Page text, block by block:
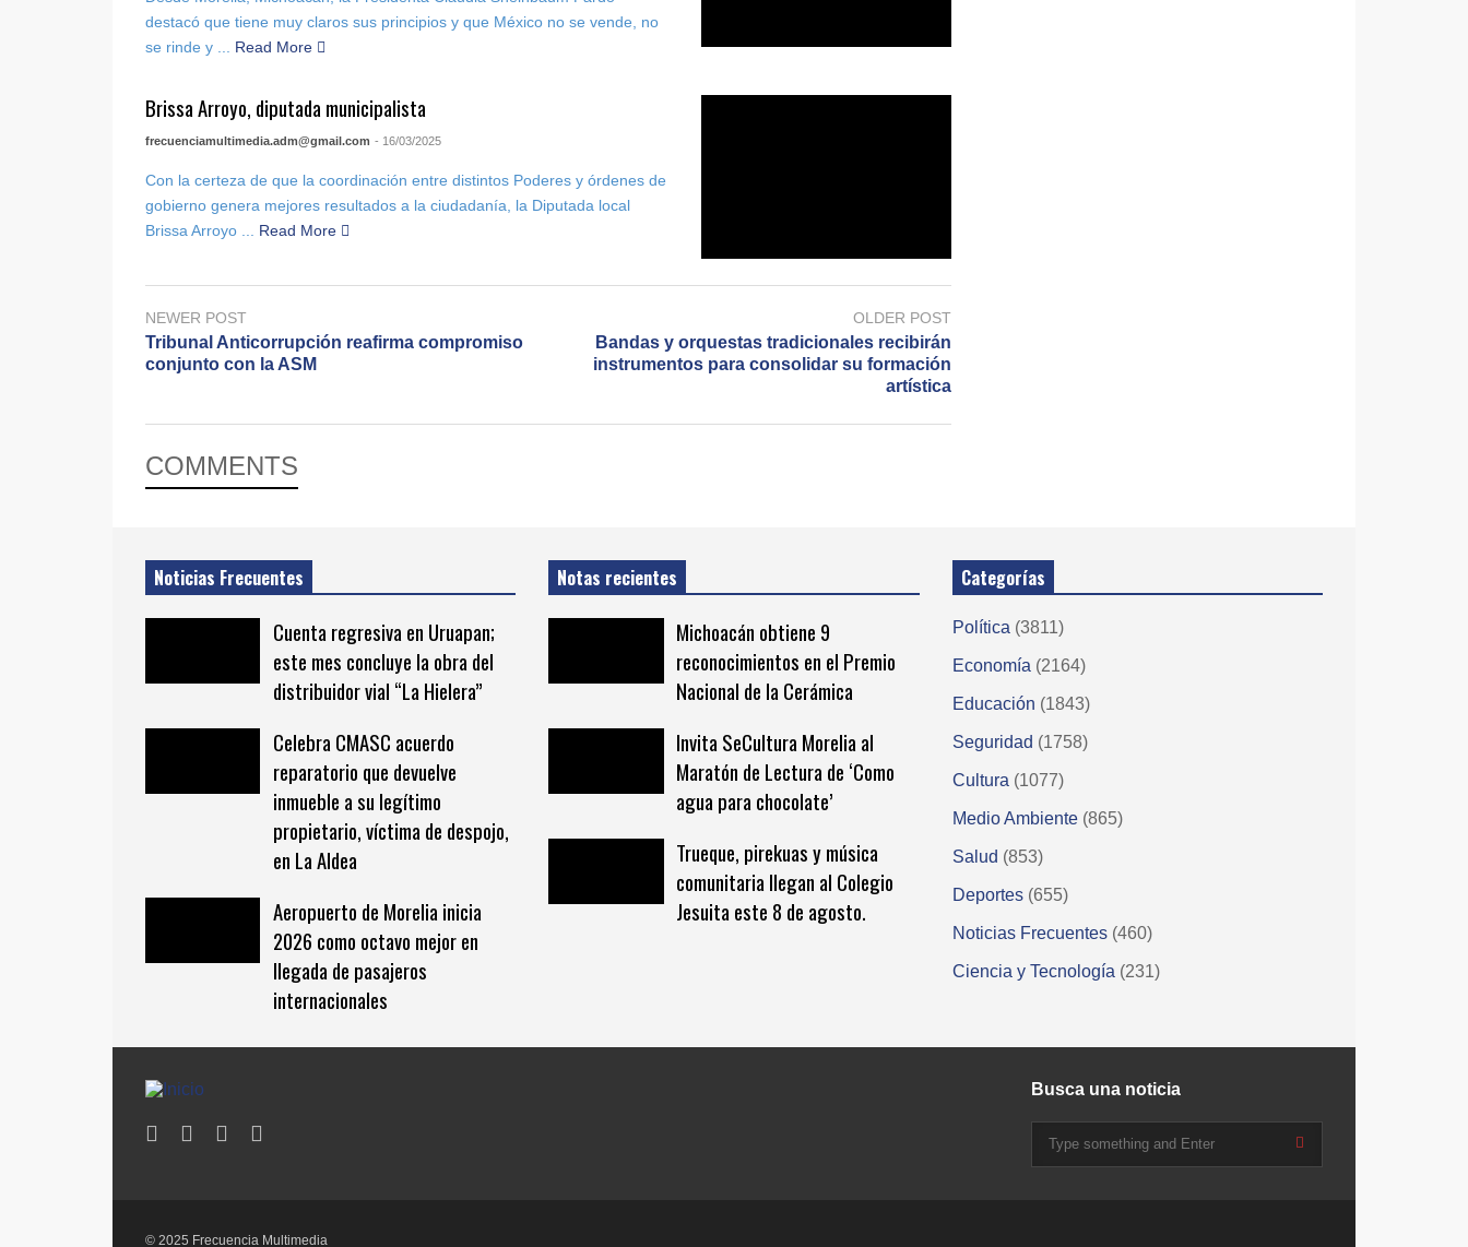
destacó que tiene muy claros sus principios y que México no se vende, no
se rinde y ... Read More
Brissa Arroyo, diputada municipalista
frecuenciamultimedia.adm@gmail.com - 16/03/2025
Con la certeza de que la coordinación entre distintos Poderes y órdenes de
gobierno genera mejores resultados a la ciudadanía, la Diputada local
Brissa Arroyo ...
Read More
NEWER POST
Tribunal Anticorrupción reafirma compromiso
conjunto con la ASM
OLDER POST
Bandas y orquestas tradicionales recibirán
instrumentos para consolidar su formación
artística
COMMENTS
Noticias Frecuentes
Cuenta regresiva en Uruapan;
este mes concluye la obra del
distribuidor vial “La Hielera”
Celebra CMASC acuerdo
reparatorio que devuelve
inmueble a su legítimo
propietario, víctima de despojo,
en La Aldea
Aeropuerto de Morelia inicia
2026 como octavo mejor en
llegada de pasajeros
internacionales
Notas recientes
Michoacán obtiene 9
reconocimientos en el Premio
Nacional de la Cerámica
Invita SeCultura Morelia al
Maratón de Lectura de ‘Como
agua para chocolate’
Trueque, pirekuas y música
comunitaria llegan al Colegio
Jesuita este 8 de agosto.
Categorías
Política (3811)
Economía (2164)
Educación (1843)
Seguridad (1758)
Cultura (1077)
Medio Ambiente (865)
Salud (853)
Deportes (655)
Noticias Frecuentes (460)
Ciencia y Tecnología (231)
Busca una noticia
© 2025 Frecuencia Multimedia